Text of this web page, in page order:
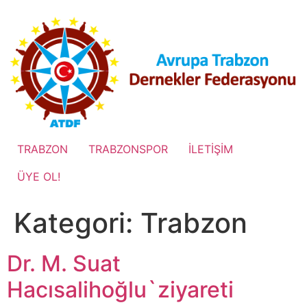
TRABZON TRABZONSPOR
İLETİŞİM
ÜYE OL!
Kategori: Trabzon
Dr. M. Suat
Hacısalihoğlu`ziyareti